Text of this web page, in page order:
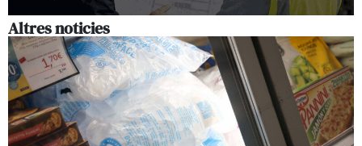
Altres noticies